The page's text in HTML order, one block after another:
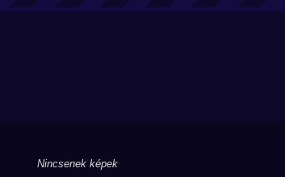
Nincsenek képek